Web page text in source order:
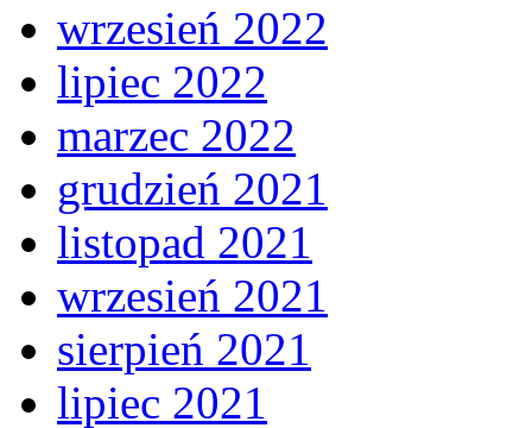
wrzesień 2022
lipiec 2022
marzec 2022
grudzień 2021
listopad 2021
wrzesień 2021
sierpień 2021
lipiec 2021